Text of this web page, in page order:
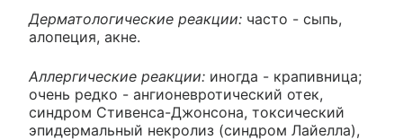
Дерматологические реакции: часто - сыпь,
алопеция, акне.
Аллергические реакции: иногда - крапивница;
очень редко - ангионевротический отек,
синдром Стивенса-Джонсона, токсический
эпидермальный некролиз (синдром Лайелла),